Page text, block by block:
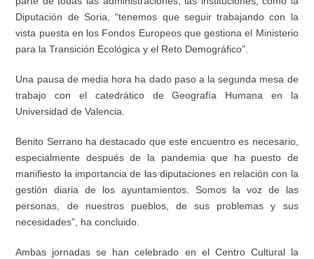
Diputación de Soria, “tenemos que seguir trabajando con la
vista puesta en los Fondos Europeos que gestiona el Ministerio
para la Transición Ecológica y el Reto Demográfico”.
Una pausa de media hora ha dado paso a la segunda mesa de
trabajo con el catedrático de Geografía Humana en la
Universidad de Valencia.
Benito Serrano ha destacado que este encuentro es necesario,
especialmente después de la pandemia que ha puesto de
manifiesto la importancia de las diputaciones en relación con la
gestión diaria de los ayuntamientos. Somos la voz de las
personas, de nuestros pueblos, de sus problemas y sus
necesidades”, ha concluido.
Ambas jornadas se han celebrado en el Centro Cultural la